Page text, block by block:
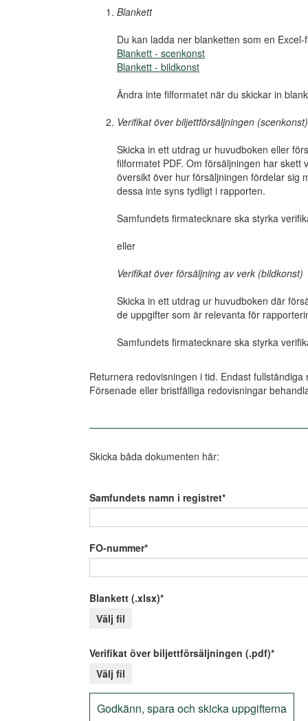
Blankett
Du kan ladda ner blanketten som en
Blankett - scenkonst
Blankett - bildkonst
Ändra inte filformatet när du skickar in
Verifikat över biljettförsäljningen (scenkonst)
Skicka in ett utdrag ur huvudboken eller
filformatet PDF. Om försäljningen har
översikt över hur försäljningen fördelar sig
dessa inte syns tydligt i rapporten.
Samfundets firmatecknare ska styrka
eller
Verifikat över försäljning av verk (bildkonst)
Skicka in ett utdrag ur huvudboken där
de uppgifter som är relevanta för
Samfundets firmatecknare ska styrka
Returnera redovisningen i tid. Endast
Försenade eller bristfälliga redovisningar
Skicka båda dokumenten här:
Samfundets namn i registret*
FO-nummer*
Blankett (.xlsx)*
Välj fil
Verifikat över biljettförsäljningen (.pdf)*
Välj fil
Godkänn, spara och skicka uppgifterna